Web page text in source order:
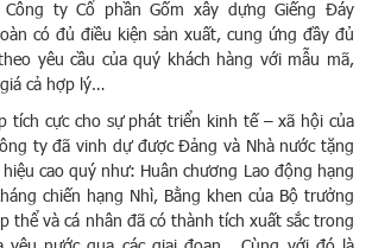
ty Cổ phần Gốm xây dựng Giếng Đáy
có đủ điều kiện sản xuất, cung ứng đầy đủ
yêu cầu của quý khách hàng với mẫu mã,
cả hợp lý…
tích cực cho sự phát triển kinh tế – xã hội của
ty đã vinh dự được Đảng và Nhà nước tặng
cao quý như: Huân chương Lao động hạng
chiến hạng Nhì, Bằng khen của Bộ trưởng
thể và cá nhân đã có thành tích xuất sắc trong